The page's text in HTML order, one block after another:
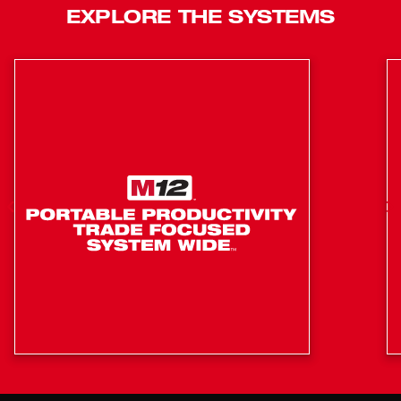
éclairer votre zone de travail sans la frustration des
plus grande précision et une personnalisation de la
En marche arrière, le mode de retrait des boulons
ralentit le régime de rotation une fois que le boulon
est libéré, empêchant ainsi les boulons de voler dans
votre zone de travail. Le changement de mode se fait
d'une seule main. En mettant le sélecteur avant-
Jusqu’à 550 pi-lb de couple de déboulonnage
EXPLORE THE SYSTEMS